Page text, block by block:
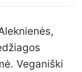
Veganiški